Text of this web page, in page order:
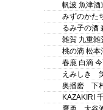
帆波 魚津酒
みずのかた
るみ子の酒
雑賀 九重雑
桃の滴 松本
春鹿 白滴
えみしき
奥播磨 下
KAZAKIRI